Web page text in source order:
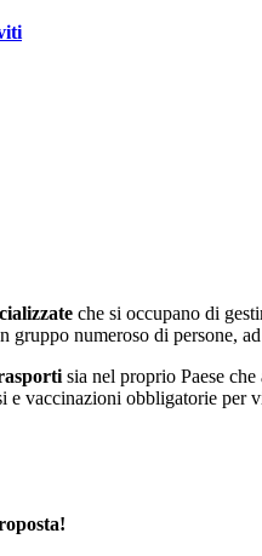
che si occupano di
numeroso di persone,
sia nel proprio Paese
e vaccinazioni obbligatorie